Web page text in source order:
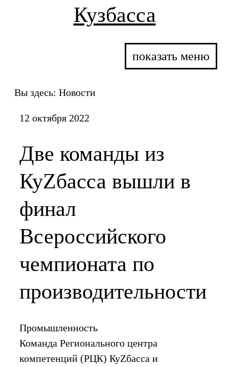
Кузбасса
показать меню
Вы здесь: Новости
12 октября 2022
Две команды из
КуZбасса вышли в
финал
Всероссийского
чемпионата по
производительности
Промышленность
Команда Регионального центра
компетенций (РЦК) КуZбасса и